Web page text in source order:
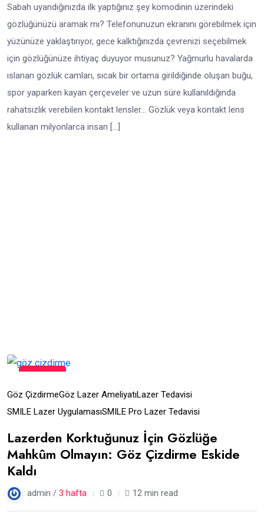
Sabah uyandığınızda ilk yaptığınız şey komodinin üzerindeki
gözlüğünüzü aramak mı? Telefonunuzun ekranını görebilmek için
yüzünüze yaklaştırıyor, gece kalktığınızda çevrenizi seçebilmek
için gözlüğünüze ihtiyaç duyuyor musunuz? Yağmurlu havalarda
ıslanan gözlük camları, sıcak bir ortama girildiğinde oluşan buğu,
spor yaparken kayan çerçeveler ve uzun süre kullanıldığında
rahatsızlık verebilen kontakt lensler… Gözlük veya kontakt lens
kullanan milyonlarca insan […]
17
Tem
Göz ÇizdirmeGöz Lazer AmeliyatıLazer Tedavisi
SMILE Lazer UygulamasıSMILE Pro Lazer Tedavisi
Lazerden Korktuğunuz İçin Gözlüğe
Mahkûm Olmayın: Göz Çizdirme Eskide
Kaldı
admin / 3 hafta 0 12 min read